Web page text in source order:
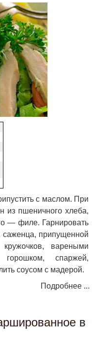
с маслом. При
из пшеничного хлеба,
— филе. Гарнировать
припущенной
вареными
спаржей,
соусом с мадерой.
Подробнее ...
в